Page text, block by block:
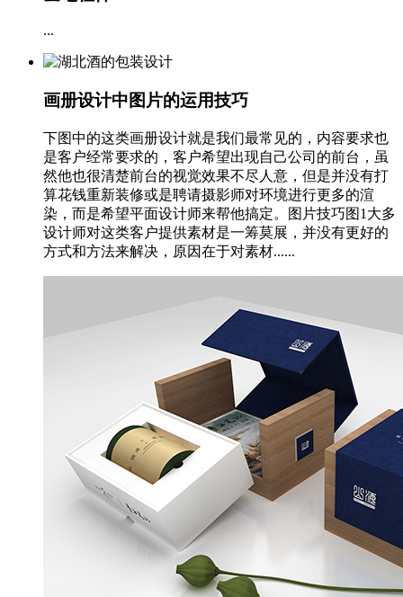
...
画册设计中图片的运用技巧
下图中的这类画册设计就是我们最常见的，内容要求也
是客户经常要求的，客户希望出现自己公司的前台，虽
然他也很清楚前台的视觉效果不尽人意，但是并没有打
算花钱重新装修或是聘请摄影师对环境进行更多的渲
染，而是希望平面设计师来帮他搞定。图片技巧图1大多
设计师对这类客户提供素材是一筹莫展，并没有更好的
方式和方法来解决，原因在于对素材......